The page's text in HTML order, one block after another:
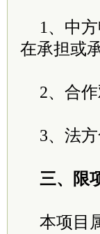
1、中
在承担或
2、合
3、法
三、限
本项目